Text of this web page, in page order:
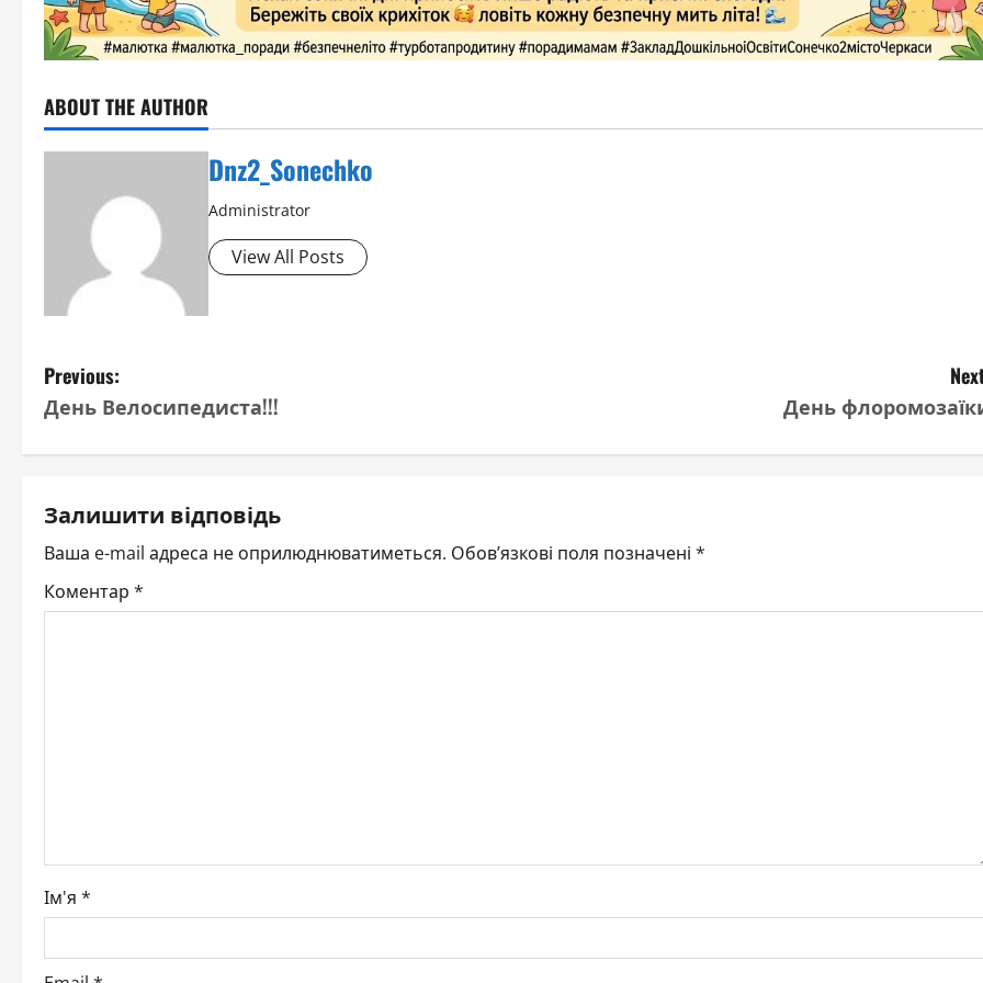
ABOUT THE AUTHOR
Dnz2_Sonechko
Administrator
View All Posts
P
o
t
n
a
i
o
Previous:
День Велосипедиста!!!
День
Залишити відповідь
Ваша e-mail адреса не оприлюднюватиметься. Обов’язкові поля позначені *
Коментар *
Ім'я *